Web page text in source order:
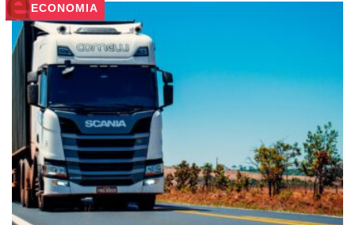
ECONOMIA